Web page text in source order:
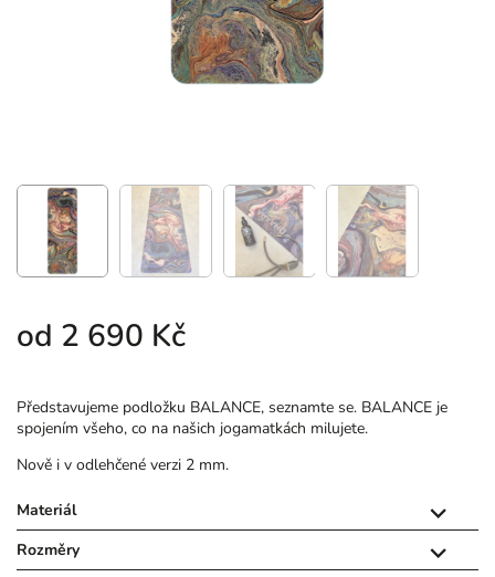
od 2 690 Kč
Představujeme podložku BALANCE, seznamte se. BALANCE je
spojením všeho, co na našich jogamatkách milujete.
Nově i v odlehčené verzi 2 mm.
Materiál 
Rozměry 